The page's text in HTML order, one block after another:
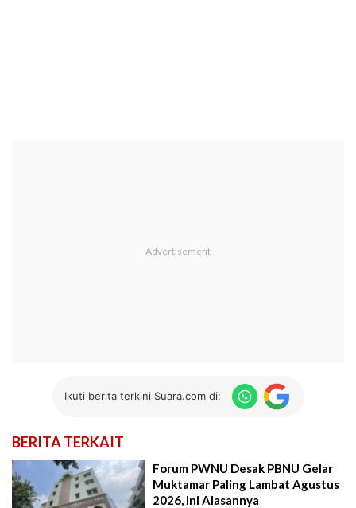
Ikuti berita terkini Suara.com di:
BERITA TERKAIT
Forum PWNU Desak PBNU Gelar
Muktamar Paling Lambat Agustus
2026, Ini Alasannya